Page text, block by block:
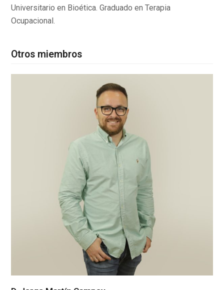
Universitario en Bioética. Graduado en Terapia
Ocupacional.
Otros miembros